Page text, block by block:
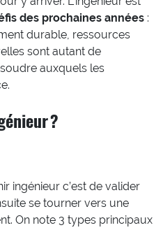
fis des prochaines années :
durable, ressources
sont autant de
auxquels les
?
ingénieur c’est de valider
se tourner vers une
On note 3 types principaux